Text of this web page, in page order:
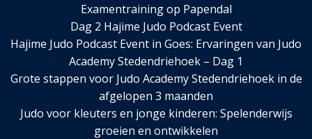
Examentraining op Papendal
Dag 2 Hajime Judo Podcast Event
Hajime Judo Podcast Event in Goes: Ervaringen van Judo
Academy Stedendriehoek – Dag 1
Grote stappen voor Judo Academy Stedendriehoek in de
afgelopen 3 maanden
Judo voor kleuters en jonge kinderen: Spelenderwijs
groeien en ontwikkelen